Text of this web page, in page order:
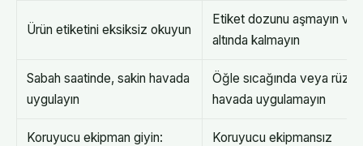
Ürün etiketini eksiksiz okuyun
Etiket dozunu aşmayın ve
altında kalmayın
Sabah saatinde, sakin havada
uygulayın
Öğle sıcağında veya
havada uygulamayın
Koruyucu ekipman giyin:
Koruyucu ekipmansız